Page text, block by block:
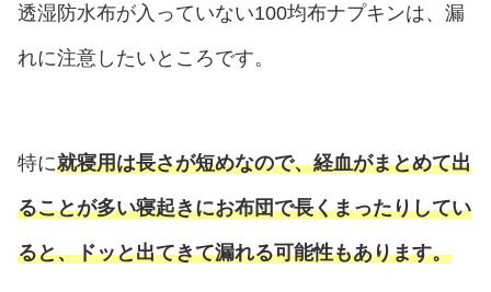
透湿防水布が入っていない100均布ナプキンは、漏
れに注意したいところです。
特に就寝用は長さが短めなので、経血がまとめて出
ることが多い寝起きにお布団で長くまったりしてい
ると、ドッと出てきて漏れる可能性もあります。